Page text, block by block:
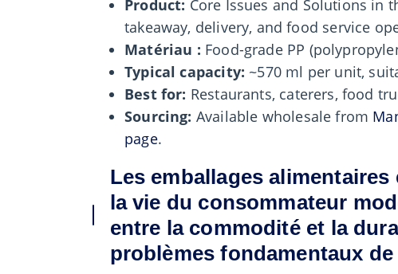
Product: Core Issues and Solutions in
takeaway, delivery, and food service
Matériau : Food-grade PP
Typical capacity: ~570 ml per unit,
Best for: Restaurants, caterers, food
Sourcing: Available wholesale from
page.
Les emballages
la vie du consommateur
entre la commodité et la
problèmes fondamentaux